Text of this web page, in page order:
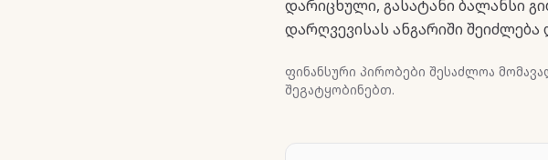
დარიცხული, გასატანი ბალანსი
დარღვევისას ანგარიში
ფინანსური პირობები შესაძლოა
შეგატყობინებთ.